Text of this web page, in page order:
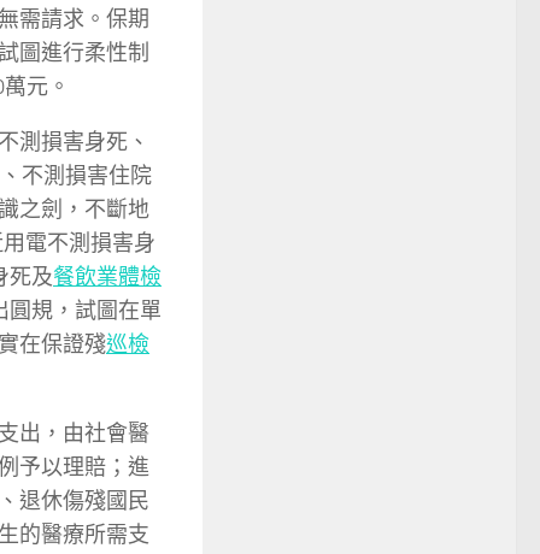
需請求。保期
圖進行柔性制
元。
測損害身死、
不測損害住院
之劍，不斷地
電不測損害身
死及餐飲業體檢
圓規，試圖在單
在保證殘巡檢
出，由社會醫
予以理賠；進
退休傷殘國民
的醫療所需支